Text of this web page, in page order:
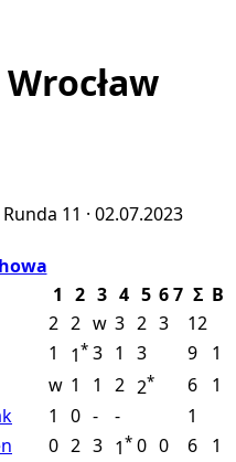
Runda 11 · 02.07.2023
1 2 3 4 5 67 Σ B
2 2 w 3 2 3
12
1 1* 3 1 3 9
1
w 1 1 2 2* 6
1
1 0 - -
1
0 2 3 1* 0 0 6
1